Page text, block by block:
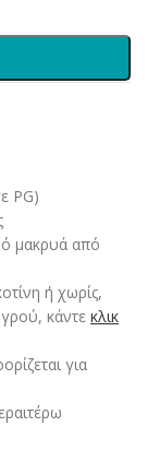
PG)
μακρυά από
ή χωρίς,
κάντε κλικ
για